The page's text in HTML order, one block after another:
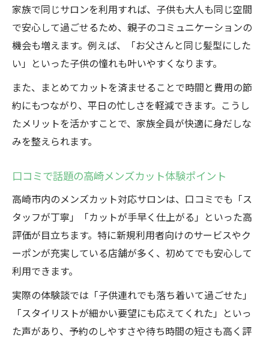
ス
安心して任せられる高崎のメンズカット技
術
高崎のキッズカットとメンズカット体験の
魅力
メンズカットで広がる高崎ならではのサー
キッズカットに強い高崎メンズカット店の
選択肢
家族で楽しむ高崎のメンズカットとキッズ
カット
高崎の独自サービスでメンズカットがさら
に快適
家族で同じサロンを利用すれば、子供も大人も同じ空間
で安心して過ごせるため、親子のコミュニケーションの
機会も増えます。例えば、「お父さんと同じ髪型にした
い」といった子供の憧れも叶いやすくなります。
また、まとめてカットを済ませることで時間と費用の節
約にもつながり、平日の忙しさを軽減できます。こうし
たメリットを活かすことで、家族全員が快適に身だしな
みを整えられます。
口コミで話題の高崎メンズカット体験ポイント
高崎市内のメンズカット対応サロンは、口コミでも「ス
タッフが丁寧」「カットが手早く仕上がる」といった高
評価が目立ちます。特に新規利用者向けのサービスやク
ーポンが充実している店舗が多く、初めてでも安心して
利用できます。
実際の体験談では「子供連れでも落ち着いて過ごせた」
「スタイリストが細かい要望にも応えてくれた」といっ
た声があり、予約のしやすさや待ち時間の短さも高く評